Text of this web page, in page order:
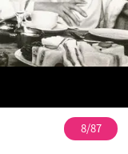
8/87